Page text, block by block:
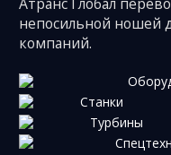
непосильной ношей
компаний.
Станки
Турбины